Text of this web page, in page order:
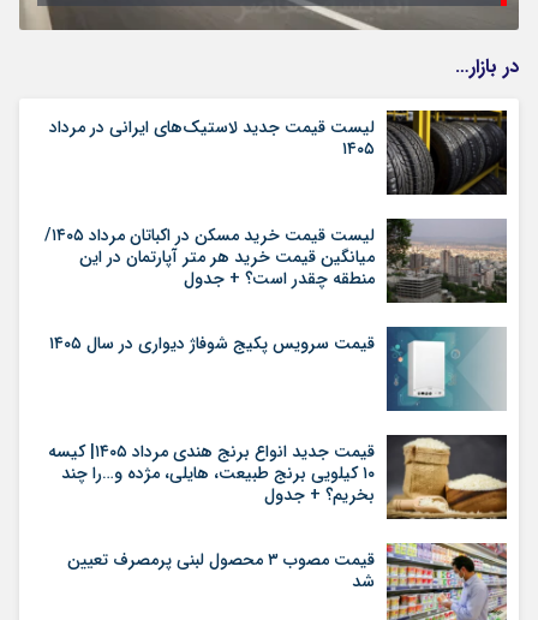
در بازار…
لیست قیمت جدید لاستیک‌های ایرانی در مرداد
۱۴۰۵
لیست قیمت خرید مسکن در اکباتان مرداد ۱۴۰۵/
میانگین قیمت خرید هر متر آپارتمان در این
منطقه چقدر است؟ + جدول
قیمت سرویس پکیج شوفاژ دیواری در سال ۱۴۰۵
قیمت جدید انواع برنج هندی مرداد ۱۴۰۵| کیسه
۱۰ کیلویی برنج طبیعت، هایلی، مژده و…را چند
بخریم؟ + جدول
قیمت مصوب ۳ محصول لبنی پرمصرف تعیین
شد